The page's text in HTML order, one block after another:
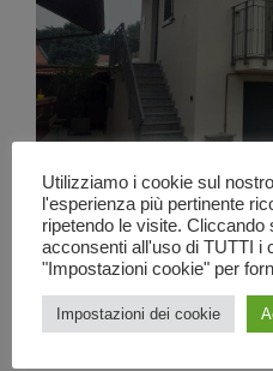
Serramenti in
in
blindato e
Utilizziamo i cookie sul
l'esperienza più pertinente
ripetendo le visite. Cliccando
acconsenti all'uso di TUTTI i
"Impostazioni cookie" per
Impostazioni dei cookie